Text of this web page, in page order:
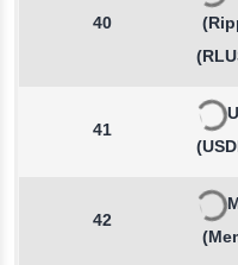
40
41
42